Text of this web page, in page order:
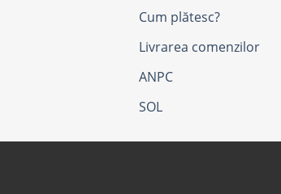
Cum plătesc?
Livrarea comenzilor
ANPC
SOL